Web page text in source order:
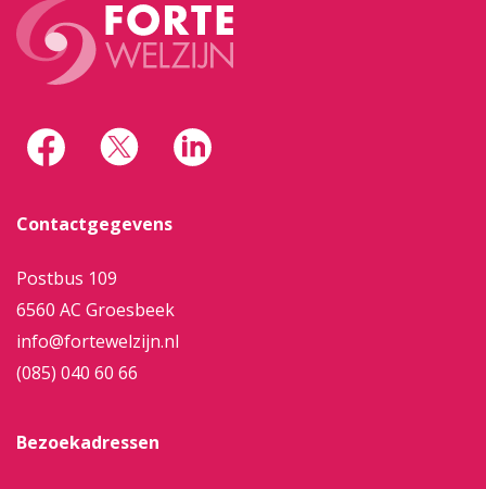
Contactgegevens
Postbus 109
6560 AC Groesbeek
info@fortewelzijn.nl
(085) 040 60 66
Bezoekadressen